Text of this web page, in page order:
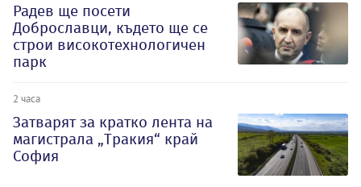
Радев ще посети
Доброславци, където ще се
строи високотехнологичен
парк
2 часа
Затварят за кратко лента на
магистрала „Тракия“ край
София